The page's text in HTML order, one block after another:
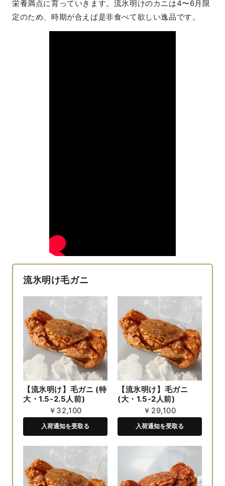
栄養満点に育っていきます。流氷明けのカニは4〜6月限
定のため、時期が合えば是非食べて欲しい逸品です。
流氷明け毛ガニ
【流氷明け】毛ガニ (特
大・1.5-2.5人前)
￥32,100
入荷通知を受取る
【流氷明け】毛ガニ
(大・1.5-2人前)
￥29,100
入荷通知を受取る